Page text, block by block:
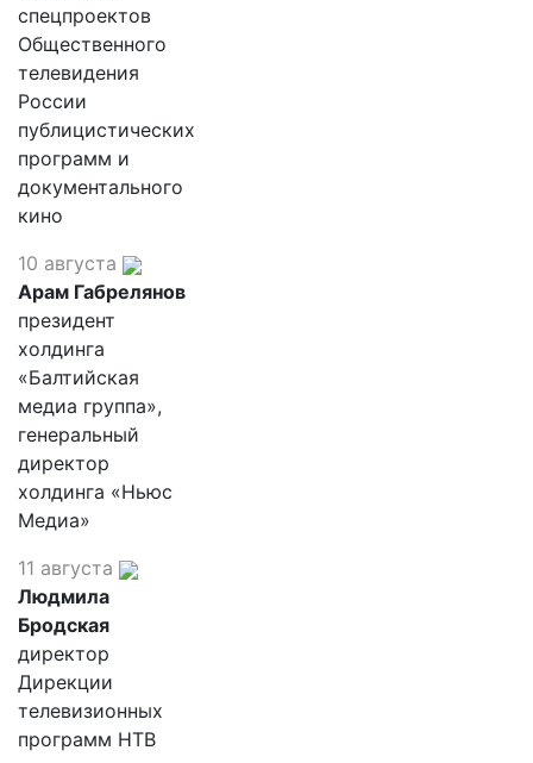
спецпроектов
Общественного
телевидения
России
публицистических
программ и
документального
кино
10 августа
Арам Габрелянов
президент
холдинга
«Балтийская
медиа группа»,
генеральный
директор
холдинга «Ньюс
Медиа»
11 августа
Людмила
Бродская
директор
Дирекции
телевизионных
программ НТВ